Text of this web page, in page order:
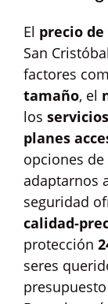
El precio
San
factores
tamaño, el
los
planes
opciones de
adaptarnos
seguridad
calidad-
protección
seres